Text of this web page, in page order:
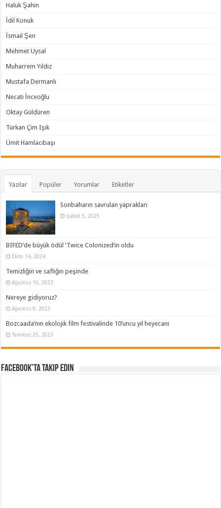
Haluk Şahin
İdil Konuk
İsmail Şen
Mehmet Uysal
Muharrem Yıldız
Mustafa Dermanlı
Necati İnceoğlu
Oktay Güldüren
Türkan Çim Işık
Ümit Hamlacıbaşı
Yazılar Popüler Yorumlar Etiketler
Sonbaharın savrulan yaprakları
Şubat 5, 2025
BIFED’de büyük ödül ‘Twice Colonized’in oldu
Ekim 14, 2024
Temizliğin ve saflığın peşinde
Ağustos 10, 2023
Nereye gidiyoruz?
Ağustos 9, 2023
Bozcaada’nın ekolojik film festivalinde 10’uncu yıl heyecanı
Temmuz 25, 2023
Facebook’ta Takip Edin